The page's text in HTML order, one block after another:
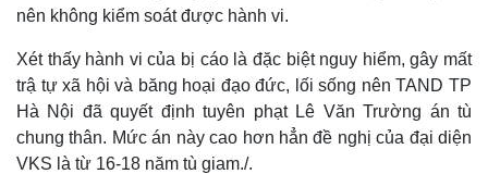
nên không kiểm soát được hành vi.
Xét thấy hành vi của bị cáo là đặc biệt nguy hiểm, gây mất
trậ tự xã hội và băng hoại đạo đức, lối sống nên TAND TP
Hà Nội đã quyết định tuyên phạt Lê Văn Trường án tù
chung thân. Mức án này cao hơn hẳn đề nghị của đại diện
VKS là từ 16-18 năm tù giam./.